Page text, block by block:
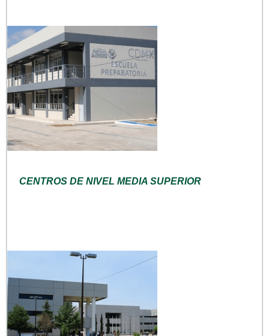
CENTROS DE NIVEL MEDIA SUPERIOR